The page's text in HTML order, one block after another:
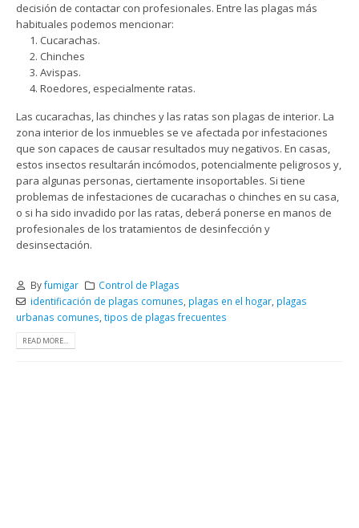
decisión de contactar con profesionales. Entre las plagas más
habituales podemos mencionar:
Cucarachas.
Chinches
Avispas.
Roedores, especialmente ratas.
Las cucarachas, las chinches y las ratas son plagas de interior. La
zona interior de los inmuebles se ve afectada por infestaciones
que son capaces de causar resultados muy negativos. En casas,
estos insectos resultarán incómodos, potencialmente peligrosos y,
para algunas personas, ciertamente insoportables. Si tiene
problemas de infestaciones de cucarachas o chinches en su casa,
o si ha sido invadido por las ratas, deberá ponerse en manos de
profesionales de los tratamientos de desinfección y
desinsectación.
Byfumigar
Control de Plagas
identificación de plagas comunes plagas en el hogar, plagas
urbanas comunes tipos de plagas frecuentes
READ MORE...